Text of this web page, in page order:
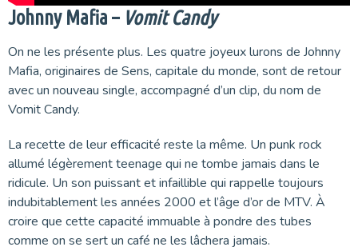
Johnny Mafia – Vomit Candy
On ne les présente plus. Les quatre joyeux lurons de Johnny
Mafia, originaires de Sens, capitale du monde, sont de retour
avec un nouveau single, accompagné d’un clip, du nom de
Vomit Candy.
La recette de leur efficacité reste la même. Un punk rock
allumé légèrement teenage qui ne tombe jamais dans le
ridicule. Un son puissant et infaillible qui rappelle toujours
indubitablement les années 2000 et l’âge d’or de MTV. À
croire que cette capacité immuable à pondre des tubes
comme on se sert un café ne les lâchera jamais.